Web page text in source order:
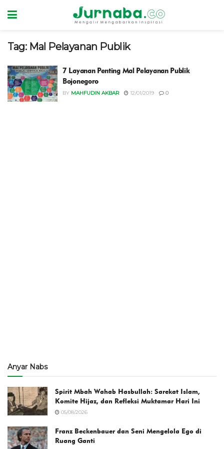
Tag: Mal Pelayanan Publik
7 Layanan Penting Mal Pelayanan Publik
Bojonegoro
BY MAHFUDIN AKBAR 12/01/2019 0
Anyar Nabs
Spirit Mbah Wahab Hasbullah: Sarekat Islam,
Komite Hijaz, dan Refleksi Muktamar Hari Ini
05/08/2026
Franz Beckenbauer dan Seni Mengelola Ego di
Ruang Ganti